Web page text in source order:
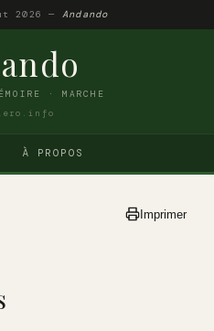
2026 — Andando
· MARCHE
À PROPOS
Imprimer